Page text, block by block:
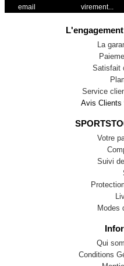
email
virement...
La
Satisfait
Service
Avis Clients
Votre
Suivi
Modes
Qui
Conditions